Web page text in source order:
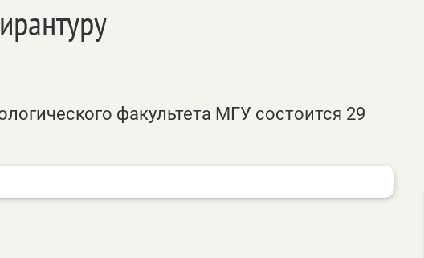
факультета МГУ состоится 29